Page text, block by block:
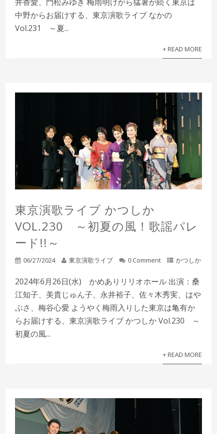
中野からお届けする、東京演歌ライブ なかの
Vol.231 ～夏...
+ READ MORE
東京演歌ライブ かつしか
VOL.230 ～初夏の風！歌謡パレ
ード!!～
06/27/2024 東京演歌ライブ 0 Comment かつしか
2024年6月26日(水) かめありリリオホール 出演：桑
江知子、美貴じゅん子、永井裕子、佐々木秀実、はや
ぶさ、梅谷心愛 ようやく梅雨入りした東京は亀有か
らお届けする、東京演歌ライブ かつしか Vol.230 ～
初夏の風...
+ READ MORE